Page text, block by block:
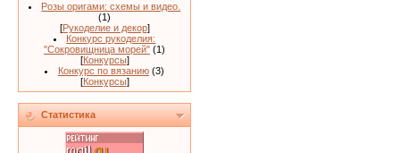
Розы оригами: схемы и видео.
(1)
[Рукоделие и декор]
Конкурс рукоделия:
"Сокровищница морей" (1)
[Конкурсы]
Конкурс по вязанию (3)
[Конкурсы]
Статистика